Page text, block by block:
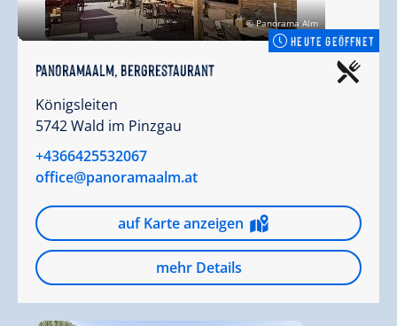
© Panorama Alm
HEUTE GEÖFFNET
Panoramaalm, Bergrestaurant
Königsleiten
5742 Wald im Pinzgau
+4366425532067
office@panoramaalm.at
auf Karte anzeigen
mehr Details